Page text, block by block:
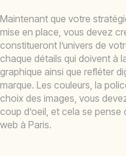
Maintenant que votre
mise en place, vous devez
constitueront l’univers de
chaque détails qui doivent à
graphique ainsi que refléter
marque. Les couleurs, la
choix des images, vous
coup d’oeil, et cela se
web à Paris.